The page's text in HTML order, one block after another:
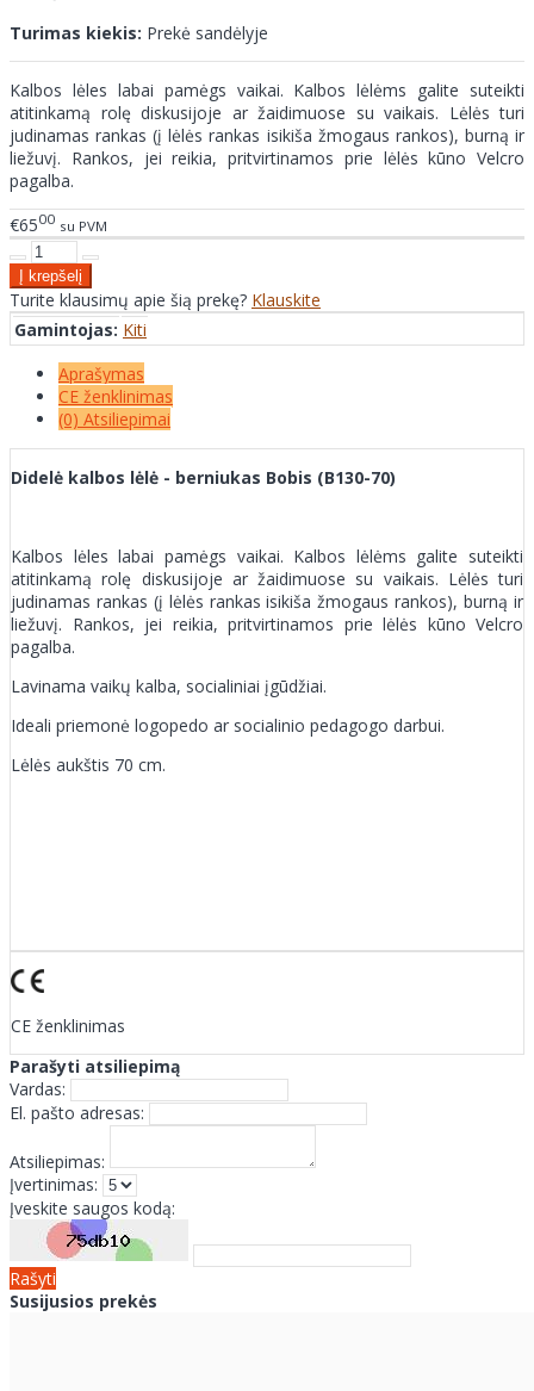
Turimas kiekis: Prekė sandėlyje
Kalbos lėles labai pamėgs vaikai. Kalbos lėlėms galite suteikti
atitinkamą rolę diskusijoje ar žaidimuose su vaikais. Lėlės turi
judinamas rankas (į lėlės rankas isikiša žmogaus rankos), burną ir
liežuvį. Rankos, jei reikia, pritvirtinamos prie lėlės kūno Velcro
pagalba.
€6500 su PVM
Turite klausimų apie šią prekę? Klauskite
Gamintojas: Kiti
Aprašymas
CE ženklinimas
(0) Atsiliepimai
Didelė kalbos lėlė - berniukas Bobis (B130-70)
Kalbos lėles labai pamėgs vaikai. Kalbos lėlėms galite suteikti
atitinkamą rolę diskusijoje ar žaidimuose su vaikais. Lėlės turi
judinamas rankas (į lėlės rankas isikiša žmogaus rankos), burną ir
liežuvį. Rankos, jei reikia, pritvirtinamos prie lėlės kūno Velcro
pagalba.
Lavinama vaikų kalba, socialiniai įgūdžiai.
Ideali priemonė logopedo ar socialinio pedagogo darbui.
Lėlės aukštis 70 cm.
CE ženklinimas
Parašyti atsiliepimą
Vardas:
El. pašto adresas:
Atsiliepimas:
Įvertinimas:
Įveskite saugos kodą:
Rašyti
Susijusios prekės